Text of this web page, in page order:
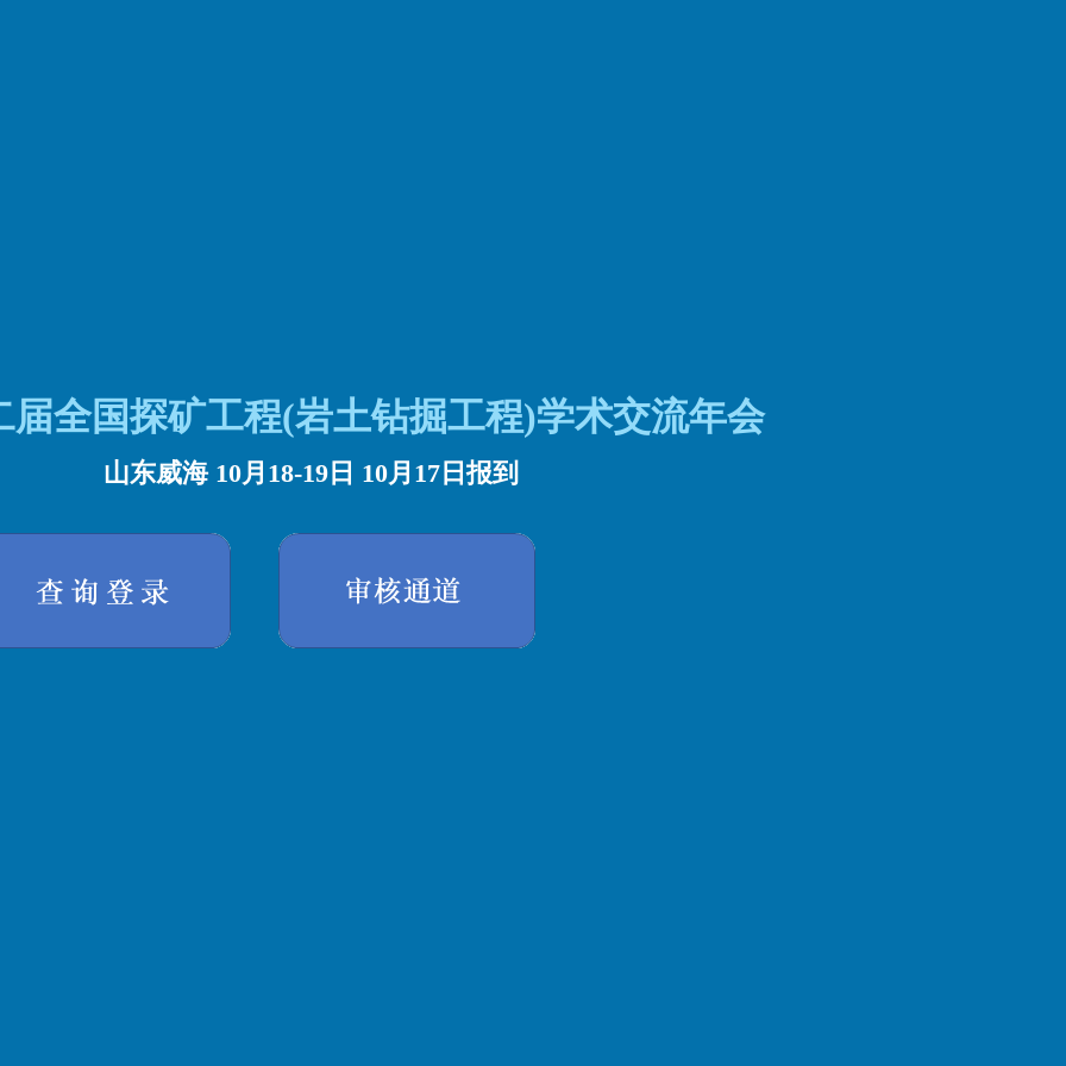
届全国探矿工程(岩土钻掘工程)学术交流年会
山东威海 10月18-19日 10月17日报到